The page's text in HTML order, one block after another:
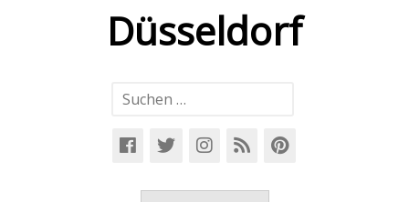
Düsseldorf
Suchen